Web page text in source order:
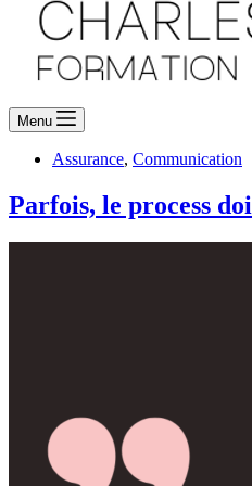
Menu
Assurance, Communication
Parfois, le process